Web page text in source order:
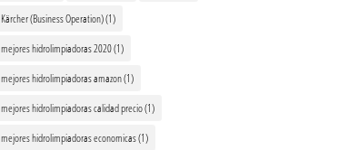
Kärcher (Business Operation)(1)
mejores hidrolimpiadoras 2020(1)
mejores hidrolimpiadoras amazon(1)
mejores hidrolimpiadoras calidad precio(1)
mejores hidrolimpiadoras economicas(1)